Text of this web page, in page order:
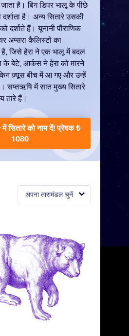
अपना तारामंडल चुनें
है। बिग डिपर भालू के पीछे
है। अन्य सितारे उसकी
दर्शाते हैं। यूनानी पौराणिक
अप्सरा कैलिस्टो का
है, जिसे हेरा ने एक भालू में बदल
के बेटे, आर्कस ने हेरा को मारने
ज़्यूस बीच में आ गए और उन्हें
सप्तऋषि में सात मुख्य सितारे
तारे हैं।
सितारे को नाम दें!प्रेषक ₺
1080